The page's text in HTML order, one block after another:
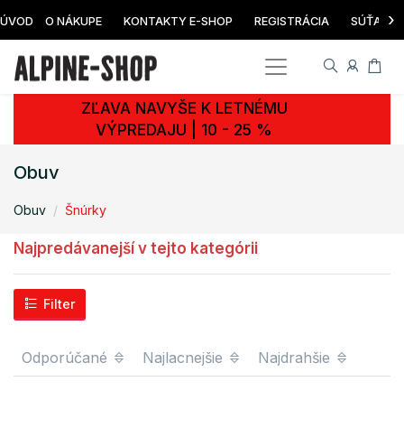
ÚVOD O NÁKUPE KONTAKTY E-SHOP REGISTRÁCIA SÚŤAŽ ›
ZĽAVA NAVYŠE K LETNÉMU
VÝPREDAJU | 10 - 25 %
Obuv
Obuv Šnúrky
Najpredávanejší v tejto kategórii
Filter
Odporúčané Najlacnejšie Najdrahšie